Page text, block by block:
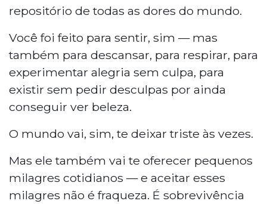
repositório de todas as dores do mundo.
Você foi feito para sentir, sim — mas
também para descansar, para respirar, para
experimentar alegria sem culpa, para
existir sem pedir desculpas por ainda
conseguir ver beleza.
O mundo vai, sim, te deixar triste às vezes.
Mas ele também vai te oferecer pequenos
milagres cotidianos — e aceitar esses
milagres não é fraqueza. É sobrevivência